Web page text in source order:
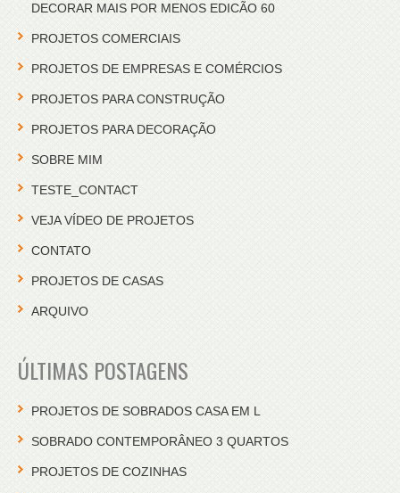
DECORAR MAIS POR MENOS EDICÃO 60
PROJETOS COMERCIAIS
PROJETOS DE EMPRESAS E COMÉRCIOS
PROJETOS PARA CONSTRUÇÃO
PROJETOS PARA DECORAÇÃO
SOBRE MIM
TESTE_CONTACT
VEJA VÍDEO DE PROJETOS
CONTATO
PROJETOS DE CASAS
ARQUIVO
ÚLTIMAS POSTAGENS
PROJETOS DE SOBRADOS CASA EM L
SOBRADO CONTEMPORÂNEO 3 QUARTOS
PROJETOS DE COZINHAS